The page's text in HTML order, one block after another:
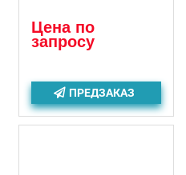
Цена по
запросу
ПРЕДЗАКАЗ